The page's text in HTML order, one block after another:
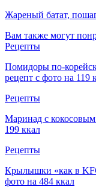
Жареный батат,
Вам также могут
Рецепты
Помидоры по-
рецепт с фото на 119
Рецепты
Маринад с
199 ккал
Рецепты
Крылышки «как в
фото на 484 ккал